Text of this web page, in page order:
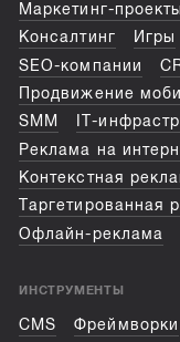
Маркетинг-проекты
Консалтинг
Игры
SEO-компании
Продвижение
SMM
IT-
Реклама на
Контекстная
Таргетированная
Офлайн-реклама
ИНСТРУМЕНТЫ
CMS Фреймворки